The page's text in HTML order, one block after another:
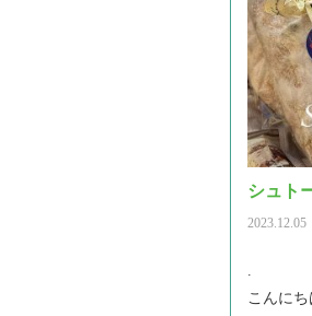
シュト
2023.12.05
.
こんにち